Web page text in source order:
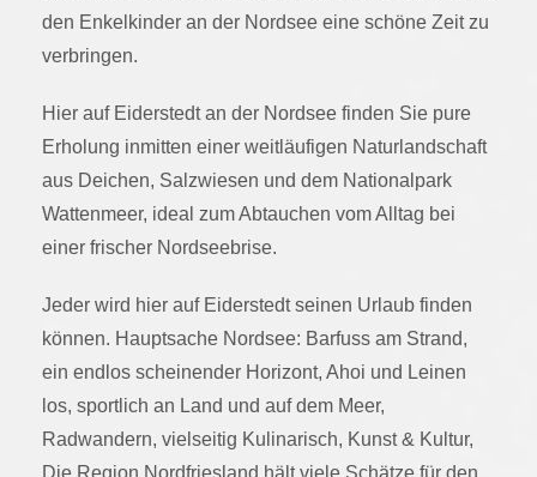
den Enkelkinder an der Nordsee eine schöne Zeit zu
verbringen.
Hier auf Eiderstedt an der Nordsee finden Sie pure
Erholung inmitten einer weitläufigen Naturlandschaft
aus Deichen, Salzwiesen und dem Nationalpark
Wattenmeer, ideal zumAbtauchen vom Alltag bei
einer frischer Nordseebrise.
Jeder wird hier auf Eiderstedt seinen Urlaub finden
können. Hauptsache Nordsee: Barfuss am Strand,
ein endlos scheinender Horizont, Ahoi und Leinen
los, sportlich an Land und auf dem Meer,
Radwandern, vielseitig Kulinarisch, Kunst & Kultur,
Die Region Nordfriesland hält viele Schätze für den